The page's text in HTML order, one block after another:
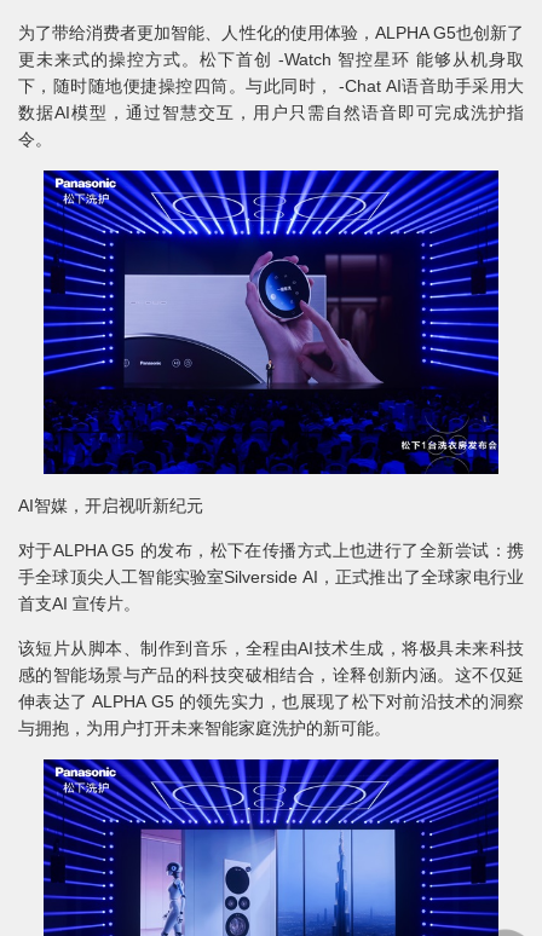
为了带给消费者更加智能、人性化的使用体验，ALPHA G5也创新了
更未来式的操控方式。松下首创 -Watch 智控星环 能够从机身取
下，随时随地便捷操控四筒。与此同时， -Chat AI语音助手采用大
数据AI模型，通过智慧交互，用户只需自然语音即可完成洗护指
令。
AI智媒，开启视听新纪元
对于ALPHA G5 的发布，松下在传播方式上也进行了全新尝试：携
手全球顶尖人工智能实验室Silverside AI，正式推出了全球家电行业
首支AI 宣传片。
该短片从脚本、制作到音乐，全程由AI技术生成，将极具未来科技
感的智能场景与产品的科技突破相结合，诠释创新内涵。这不仅延
伸表达了 ALPHA G5 的领先实力，也展现了松下对前沿技术的洞察
与拥抱，为用户打开未来智能家庭洗护的新可能。